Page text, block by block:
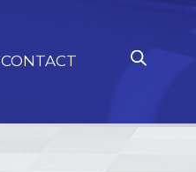
CONTACT